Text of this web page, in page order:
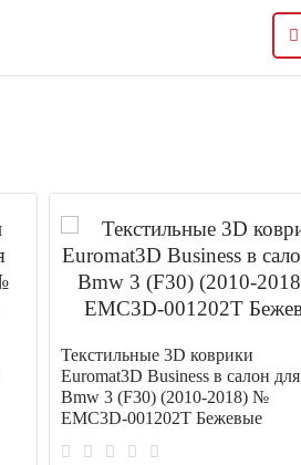
Текстильные 3D коврики
Euromat3D Business в салон для
Bmw 3 (F30) (2010-2018) №
EMC3D-001202T Бежевые